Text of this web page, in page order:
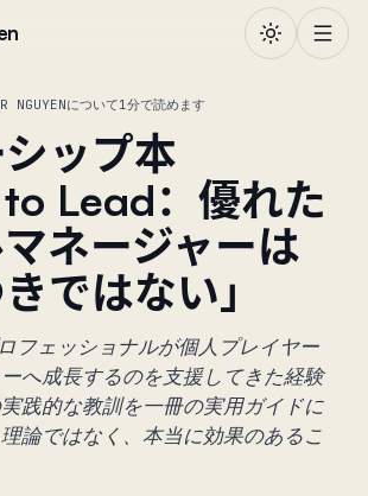
NGUYENについて1分で読めます
ップ本
to Lead：優れた
ネージャーは
ではない」
フェッショナルが個人プレイヤー
へ成長するのを支援してきた経験
践的な教訓を一冊の実用ガイドに
論ではなく、本当に効果のあるこ